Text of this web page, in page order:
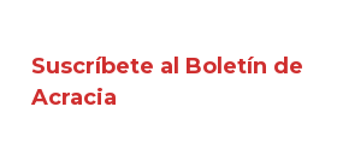
Suscríbete al Boletín de
Acracia